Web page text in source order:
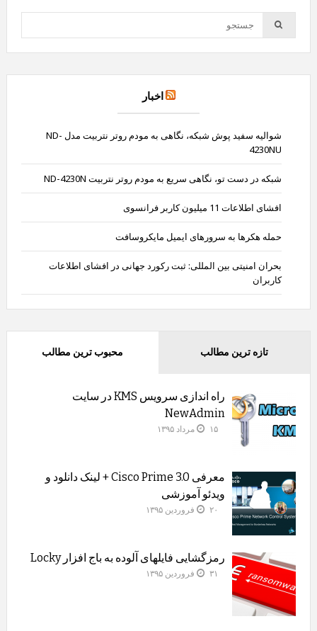
اخبار
شوالیه سفید پوش شبکه، نگاهی به مودم روتر نتربیت مدل ND-
4230NU
شبکه در دست تو، نگاهی سریع به مودم روتر نتربیت ND-4230N
افشای اطلاعات 11 میلیون کاربر فرانسوی
حمله هکرها به سرورهای ایمیل مایکروسافت
بحران امنیتی بین المللی: ثبت رکورد جهانی در افشای اطلاعات
کاربران
محبوب ترین مطالب تازه ترین مطالب
راه اندازی سرویس KMS در سایت
NewAdmin
۱۵ مرداد ۱۳۹۵
معرفی Cisco Prime 3.0 + لینک دانلود و
ویدئو آموزشی
۲۰ فروردین ۱۳۹۵
رمزگشایی فایلهای آلوده به باج افزار Locky
۳۱ فروردین ۱۳۹۵